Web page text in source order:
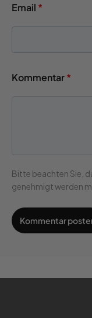
Email *
Kommentar*
Bitte beachten Sie,
genehmigt werden